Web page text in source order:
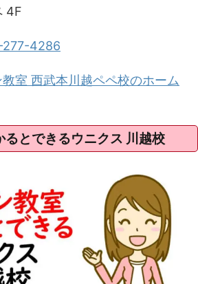
4F
4286
室 西武本川越ペペ校のホーム
るとできるウニクス 川越校